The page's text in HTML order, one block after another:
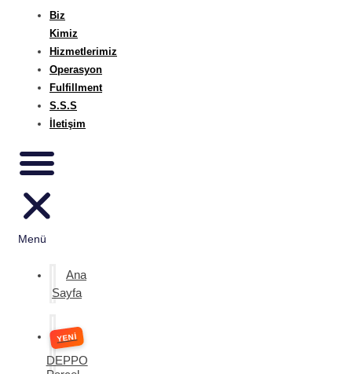
Biz
Kimiz
Hizmetlerimiz
Operasyon
Fulfillment
S.S.S
İletişim
Menü
Ana
Sayfa
DEPPO